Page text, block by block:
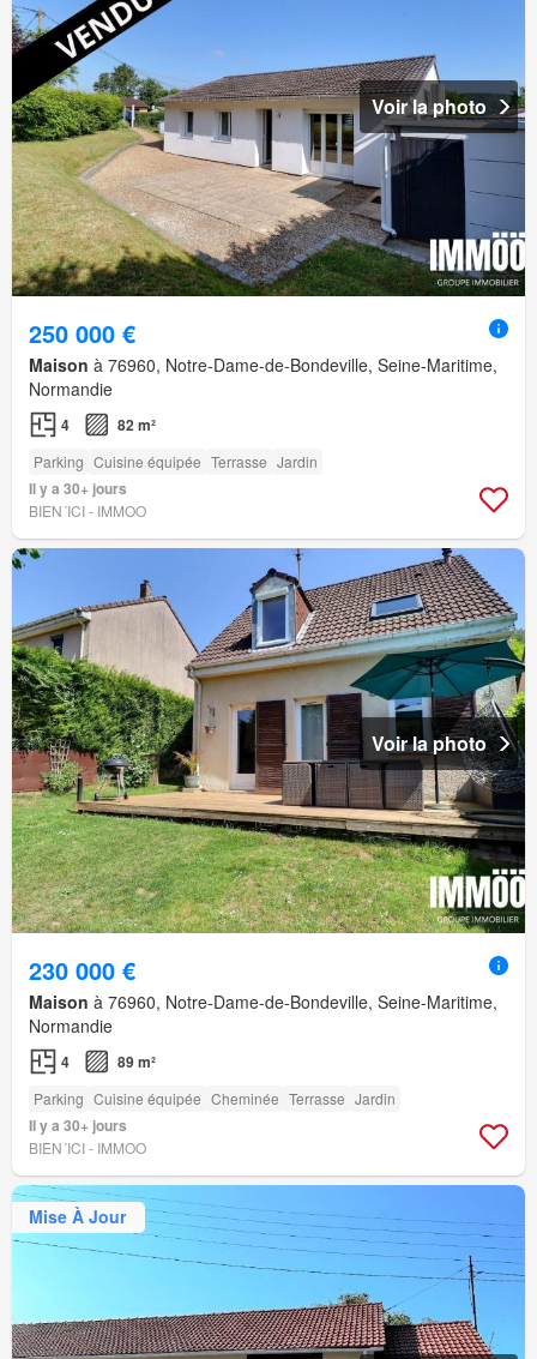
Voir la photo
250 000 €
Maison à 76960, Notre-Dame-de-Bondeville, Seine-Maritime,
Normandie
4 82 m²
Parking Cuisine équipée Terrasse Jardin
Il y a 30+ jours
BIEN´ICI - IMMOO
Voir la photo
230 000 €
Maison à 76960, Notre-Dame-de-Bondeville, Seine-Maritime,
Normandie
4 89 m²
Parking Cuisine équipée Cheminée Terrasse Jardin
Il y a 30+ jours
BIEN´ICI - IMMOO
Mise À Jour